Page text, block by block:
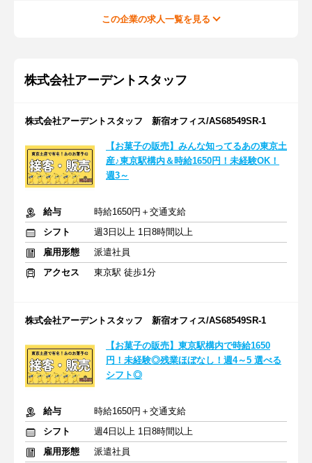
この企業の求人一覧を見る
株式会社アーデントスタッフ
株式会社アーデントスタッフ 新宿オフィス/AS68549SR-1
【お菓子の販売】みんな知ってるあの東京土
産♪東京駅構内＆時給1650円！未経験OK！
週3～
給与
時給1650円＋交通支給
シフト
週3日以上 1日8時間以上
雇用形態
派遣社員
アクセス
東京駅 徒歩1分
株式会社アーデントスタッフ 新宿オフィス/AS68549SR-1
【お菓子の販売】東京駅構内で時給1650
円！未経験◎残業ほぼなし！週4～5 選べる
シフト◎
給与
時給1650円＋交通支給
シフト
週4日以上 1日8時間以上
雇用形態
派遣社員